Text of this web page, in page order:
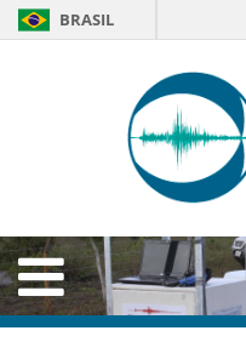
BRASIL
Abrir
Menu